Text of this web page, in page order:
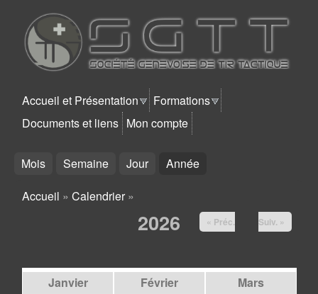
SGTT
Accueil et Présentation
Formations
Documents et liens Mon compte
Mois Semaine Jour Année
Vous êtes ici
Accueil » Calendrier »
2026 « Préc. Suiv. »
Janvier
Février
Mars